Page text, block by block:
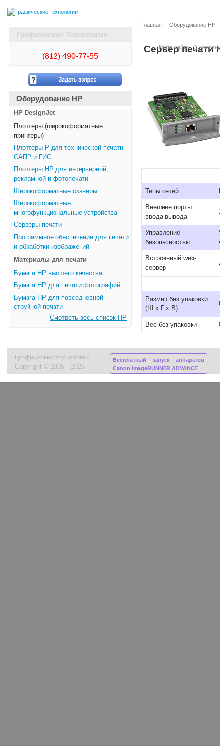
Карта сайта О
Графические Технологии
(812) 490-77-55
Оборудование HP
HP DesignJet
Плоттеры (широкоформатные
принтеры)
Плоттеры Р для технической печати
САПР и ГИС
Плоттеры НР для интерьерной,
рекламной и фотопечати
Широкоформатные сканеры
Широкоформатные
многофункциональные устройства
Серверы печати
Программное обеспечение для печати
и обработки изображений
Материалы для печати
Бумага HP высшего качества
Бумага HP для печати фотографий
Бумага HP для повседневной
струйной печати
Смотреть весь список HP
Главная Оборудование HP
Сервер печати
Типы сетей
Внешние порты
ввода-вывода
Управление
безопасностью
Встроенный web-
сервер
Размер без упаковки
(Ш x Г x В)
Вес без упаковки
Графические технологии
Copyright © 2005—2026
Бесплатный запуск аппаратов
Canon imageRUNNER ADVANCE